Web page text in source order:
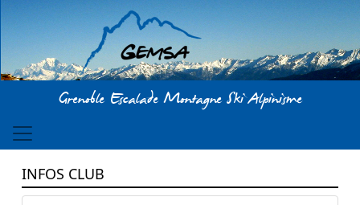
Aller au contenu principal
Grenoble Escalade Montagne Ski Alpinisme
INFOS CLUB